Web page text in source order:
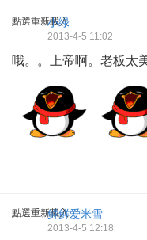
點選重新載入
小绿
2013-4-5 11:02
哦。。上帝啊。老板太
點選重新載入鲜鲜爱米雪
2013-4-5 12:18